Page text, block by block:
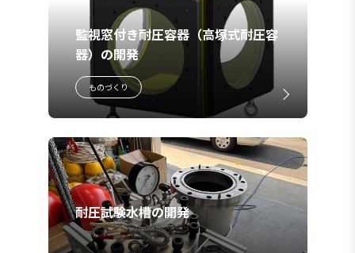
監視窓付き耐圧容器（高塚式耐圧容
器）の開発
ものづくり
耐圧試験水槽の開発